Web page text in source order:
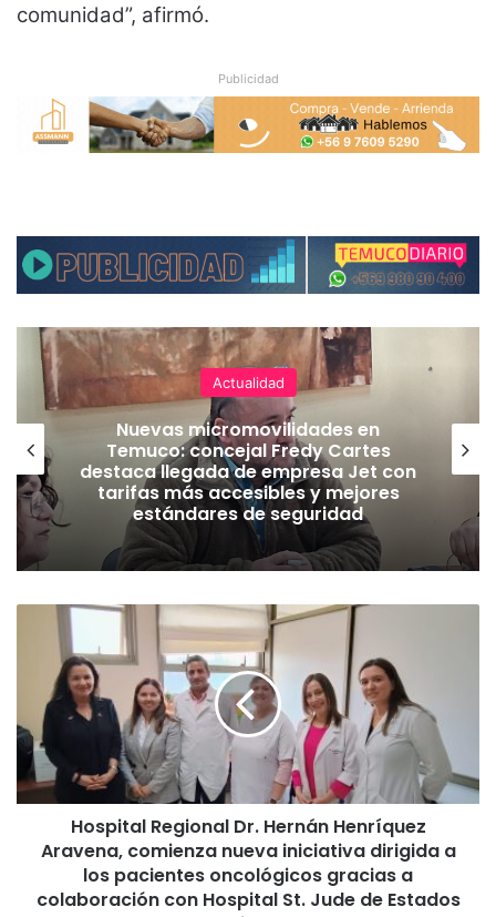
comunidad”, afirmó.
Publicidad
Actualidad
Nuevas micromovilidades en
Temuco: concejal Fredy Cartes
destaca llegada de empresa Jet con
tarifas más accesibles y mejores
estándares de seguridad
t
l
R
Hospital Regional Dr. Hernán Henríquez
Aravena, comienza nueva iniciativa dirigida a
los pacientes oncológicos gracias a
colaboración con Hospital St. Jude de Estados